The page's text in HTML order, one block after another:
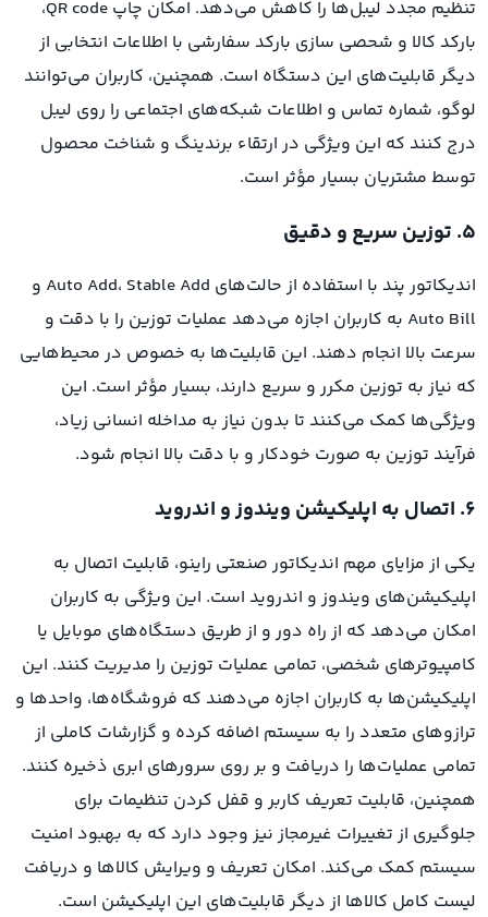
تنظیم مجدد لیبل‌ها را کاهش می‌دهد. امکان چاپ QR code،
بارکد کالا و شحصی سازی بارکد سفارشی با اطلاعات انتخابی از
دیگر قابلیت‌های این دستگاه است. همچنین، کاربران می‌توانند
لوگو، شماره تماس و اطلاعات شبکه‌های اجتماعی را روی لیبل
درج کنند که این ویژگی در ارتقاء برندینگ و شناخت محصول
توسط مشتریان بسیار مؤثر است.
۵. توزین سریع و دقیق
اندیکاتور پند با استفاده از حالت‌های Auto Add، Stable Add و
Auto Bill به کاربران اجازه می‌دهد عملیات توزین را با دقت و
سرعت بالا انجام دهند. این قابلیت‌ها به خصوص در محیط‌هایی
که نیاز به توزین مکرر و سریع دارند، بسیار مؤثر است. این
ویژگی‌ها کمک می‌کنند تا بدون نیاز به مداخله انسانی زیاد،
فرآیند توزین به صورت خودکار و با دقت بالا انجام شود.
۶. اتصال به اپلیکیشن ویندوز و اندروید
یکی از مزایای مهم اندیکاتور صنعتی راینو، قابلیت اتصال به
اپلیکیشن‌های ویندوز و اندروید است. این ویژگی به کاربران
امکان می‌دهد که از راه دور و از طریق دستگاه‌های موبایل یا
کامپیوترهای شخصی، تمامی عملیات توزین را مدیریت کنند. این
اپلیکیشن‌ها به کاربران اجازه می‌دهند که فروشگاه‌ها، واحدها و
ترازوهای متعدد را به سیستم اضافه کرده و گزارشات کاملی از
تمامی عملیات‌ها را دریافت و بر روی سرورهای ابری ذخیره کنند.
همچنین، قابلیت تعریف کاربر و قفل کردن تنظیمات برای
جلوگیری از تغییرات غیرمجاز نیز وجود دارد که به بهبود امنیت
سیستم کمک می‌کند. امکان تعریف و ویرایش کالاها و دریافت
لیست کامل کالاها از دیگر قابلیت‌های این اپلیکیشن است.